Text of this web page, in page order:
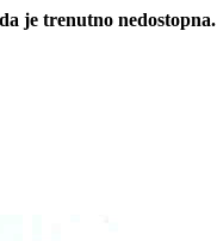
je trenutno nedostopna.